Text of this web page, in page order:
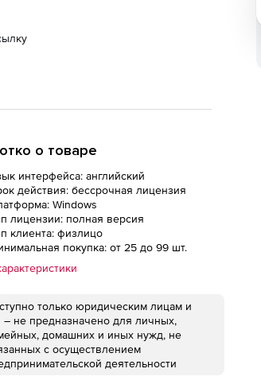
о товаре
интерфейса: английский
действия: бессрочная лицензия
Windows
лицензии: полная версия
клиента: физлицо
покупка: от 25 до 99 шт.
только юридическим лицам и
не предназначено для личных,
домашних и иных нужд, не
с осуществлением
деятельности